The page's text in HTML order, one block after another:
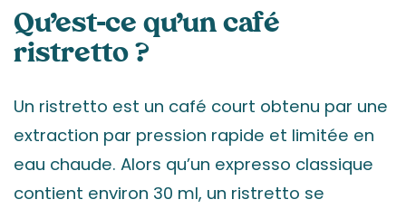
Qu’est-ce qu’un café
ristretto ?
Un ristretto est un café court obtenu par une
extraction par pression rapide et limitée en
eau chaude. Alors qu’un expresso classique
contient environ 30 ml, un ristretto se